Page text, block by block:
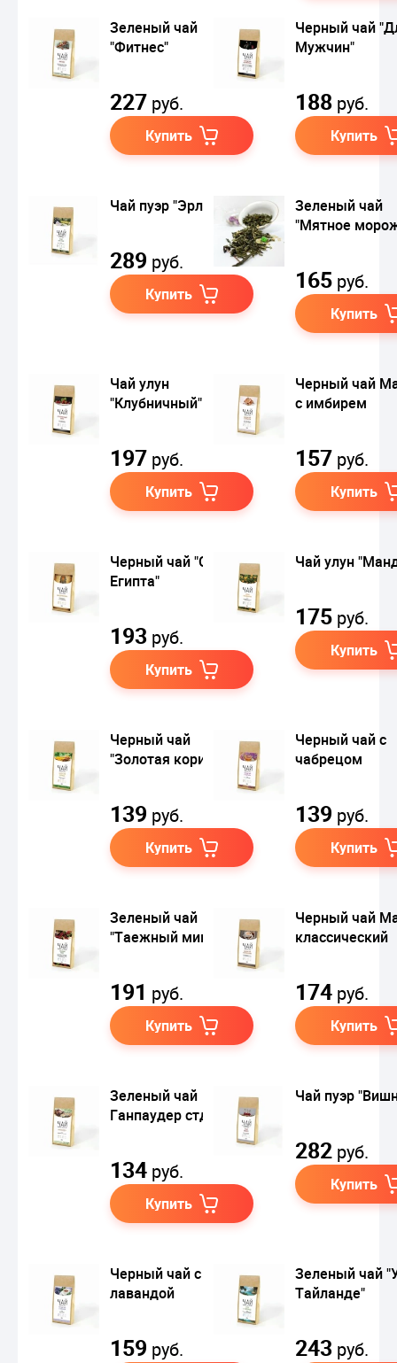
Зеленый чай
"Фитнес"
227 руб.
Купить
Черный чай
Мужчин"
188 руб.
Купить
Чай пуэр "Эрл грей"
289 руб.
Купить
Зеленый чай
"Мятное
165 руб.
Купить
Чай улун
"Клубничный"
197 руб.
Купить
Черный чай
с имбирем
157 руб.
Купить
Черный чай "Сказки
Египта"
193 руб.
Купить
Чай улун
175 руб.
Купить
Черный чай
"Золотая корица"
139 руб.
Купить
Черный чай с
чабрецом
139 руб.
Купить
Зеленый чай
"Таежный микс"
191 руб.
Купить
Черный чай
классический
174 руб.
Купить
Зеленый чай
Ганпаудер стд. 9475
134 руб.
Купить
Чай пуэр
282 руб.
Купить
Черный чай с
лавандой
159 руб.
Зеленый чай
Тайланде"
243 руб.